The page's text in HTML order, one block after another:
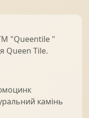
"Queentile "
Queen Tile.
камінь